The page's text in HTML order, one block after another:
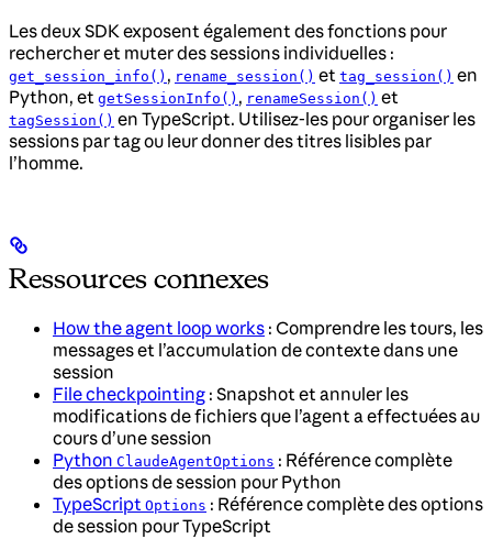
Les deux SDK exposent également des fonctions pour
rechercher et muter des sessions individuelles :
get_session_info() , rename_session() et tag_session() en
Python, et getSessionInfo() , renameSession() et
tagSession() en TypeScript. Utilisez-les pour organiser les
sessions par tag ou leur donner des titres lisibles par
l’homme.
Ressources connexes
How the agent loop works : Comprendre les tours, les
messages et l’accumulation de contexte dans une
session
File checkpointing : Snapshot et annuler les
modifications de fichiers que l’agent a effectuées au
cours d’une session
Python ClaudeAgentOptions : Référence complète
des options de session pour Python
TypeScript Options : Référence complète des options
de session pour TypeScript